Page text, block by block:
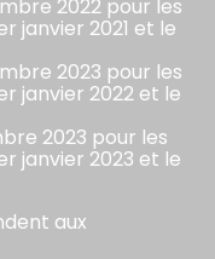
2022 pour les
janvier 2021 et le
2023 pour les
janvier 2022 et le
2023 pour les
janvier 2023 et le
aux